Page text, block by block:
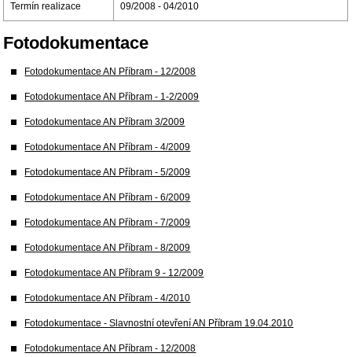
Termín realizace 09/2008 - 04/2010
Fotodokumentace
Fotodokumentace AN Příbram - 12/2008
Fotodokumentace AN Příbram - 1-2/2009
Fotodokumentace AN Příbram 3/2009
Fotodokumentace AN Příbram - 4/2009
Fotodokumentace AN Příbram - 5/2009
Fotodokumentace AN Příbram - 6/2009
Fotodokumentace AN Příbram - 7/2009
Fotodokumentace AN Příbram - 8/2009
Fotodokumentace AN Příbram 9 - 12/2009
Fotodokumentace AN Příbram - 4/2010
Fotodokumentace - Slavnostní otevření AN Příbram 19.04.2010
Fotodokumentace AN Příbram - 12/2008